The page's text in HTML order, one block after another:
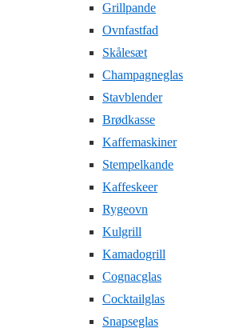
Grillpande
Ovnfastfad
Skålesæt
Champagneglas
Stavblender
Brødkasse
Kaffemaskiner
Stempelkande
Kaffeskeer
Rygeovn
Kulgrill
Kamadogrill
Cognacglas
Cocktailglas
Snapseglas